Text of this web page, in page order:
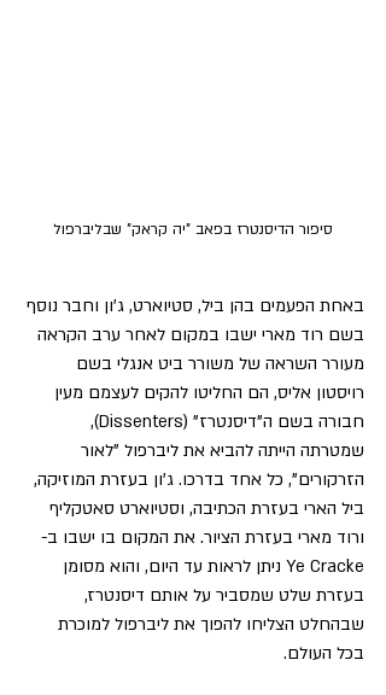
סיפור הדיסנטרז בפאב "יה קראק" שבליברפול
באחת הפעמים בהן ביל, סטיוארט, ג'ון וחבר נוסף
בשם רוד מארי ישבו במקום לאחר ערב הקראה
מעורר השראה של משורר ביט אנגלי בשם
רויסטון אליס, הם החליטו להקים לעצמם מעין
חבורה בשם ה"דיסנטרז" (Dissenters),
שמטרתה הייתה להביא את ליברפול "לאור
הזרקורים", כל אחד בדרכו. ג'ון בעזרת המוזיקה,
ביל הארי בעזרת הכתיבה, וסטיוארט סאטקליף
ורוד מארי בעזרת הציור. את המקום בו ישבו ב-
Ye Cracke ניתן לראות עד היום, והוא מסומן
בעזרת שלט שמסביר על אותם דיסנטרז,
שבהחלט הצליחו להפוך את ליברפול למוכרת
בכל העולם.